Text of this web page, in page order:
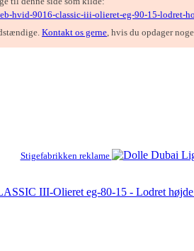
hvid-9016-classic-iii-olieret-eg-90-15-lodret-
Kontakt os gerne, hvis du opdager
Stigefabrikken reklame
III-Olieret eg-80-15 - Lodret